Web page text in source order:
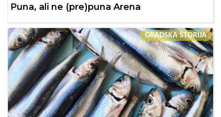
Puna, ali ne (pre)puna Arena
GRADSKA ŠTORIJA